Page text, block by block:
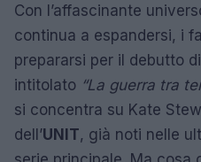
Con l’affascinante
continua a espandersi, i
prepararsi per il debutto
intitolato “La guerra tra
si concentra su Kate
dell’UNIT, già noti nelle